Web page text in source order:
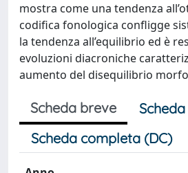
mostra come una tendenza
codifica fonologica confligge
la tendenza all’equilibrio ed è
evoluzioni diacroniche
aumento del disequilibrio
Scheda breve
Scheda completa (DC)